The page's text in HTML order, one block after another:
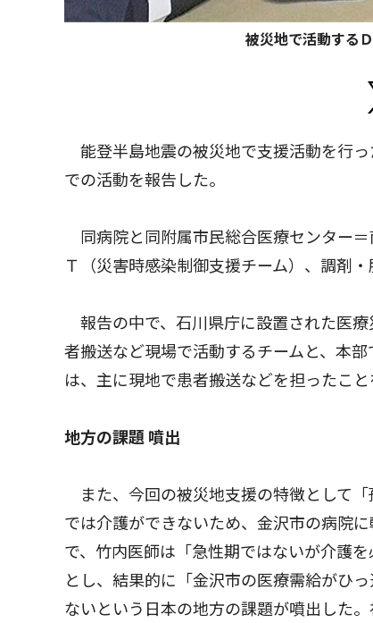
被災地で活動する
能登半島地震の被災地で支援活動を行
での活動を報告した。
同病院と同附属市民総合医療センター
Ｔ（災害時感染制御支援チーム）、調剤
報告の中で、石川県庁に設置された医
者搬送など現場で活動するチームと、本
は、主に現地で患者搬送などを担ったこと
地方の課題 噴出
また、今回の被災地支援の特徴として
では介護ができないため、金沢市の病院
で、竹内医師は「急性期ではないが介護
とし、結果的に「金沢市の医療需給がひ
ないという日本の地方の課題が噴出した